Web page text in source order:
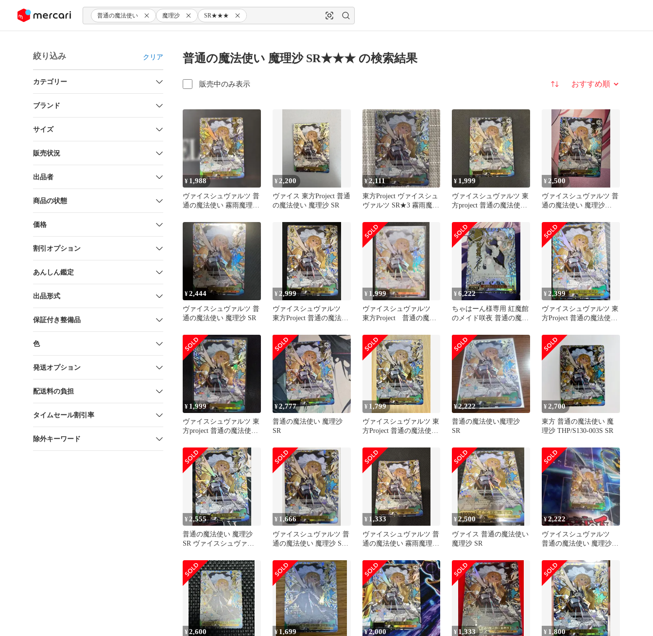
ツにスキップ 普通の魔法使い 魔理沙 SR★★★
絞り込み クリア
カテゴリー
ブランド
サイズ
販売状況
出品者
商品の状態
価格
割引オプション
あんしん鑑定
出品形式
保証付き整備品
色
発送オプション
配送料の負担
タイムセール割引率
除外キーワード
普通の魔法使い 魔理沙 SR★★★ の検索結果
販売中のみ表示 並び替え
¥ 1,988
ヴァイスシュヴァルツ 普
通の魔法使い 霧雨魔理沙
¥ 2,200
ヴァイス 東方Project 普通
の魔法使い 魔理沙 SR
¥2,111
東方Project ヴァイスシュ
ヴァルツ SR★3 霧雨魔理
¥ 1,999
ヴァイスシュヴァルツ 東
方project 普通の魔法使い
¥ 2,500
ヴァイスシュヴァルツ 普
通の魔法使い 魔理沙
¥2,444
ヴァイスシュヴァルツ 普
通の魔法使い 魔理沙 SR
¥ 2,999
ヴァイスシュヴァルツ
東方Project 普通の魔法使
¥ 1,999
ヴァイスシュヴァルツ
東方Project 普通の魔法
¥6,222
ちゃはーん様専用 紅魔館
のメイド咲夜 普通の魔法
¥ 2,399
ヴァイスシュヴァルツ 東
方Project 普通の魔法使い
¥ 1,999
ヴァイスシュヴァルツ 東
方project 普通の魔法使い
¥2,777
普通の魔法使い 魔理沙
SR
¥ 1,799
ヴァイスシュヴァルツ 東
方Project 普通の魔法使い
¥2,222
普通の魔法使い魔理沙
SR
¥2,700
東方 普通の魔法使い 魔
理沙 THP/S130-003S SR
¥ 2,555
普通の魔法使い 魔理沙
SR ヴァイスシュヴァル
¥ 1,666
ヴァイスシュヴァルツ 普
通の魔法使い 魔理沙 SR
¥ 1,333
ヴァイスシュヴァルツ 普
通の魔法使い 霧雨魔理沙
¥2,500
ヴァイス 普通の魔法使い
魔理沙 SR
¥2,222
ヴァイスシュヴァルツ
普通の魔法使い 魔理沙
¥2,600 ¥ 1,699 ¥2,000 ¥ 1,333 ¥ 1,800